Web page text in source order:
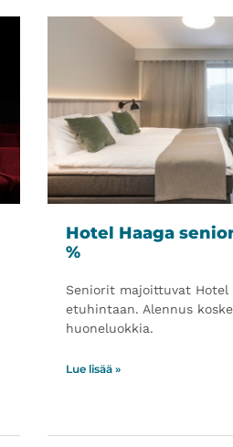
Hotel Haaga
%
Seniorit majoittuvat Hotel
etuhintaan. Alennus
huoneluokkia.
Lue lisää »